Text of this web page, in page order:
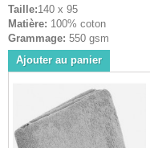
Taille:140 x 95
Matière: 100% coton
Grammage: 550 gsm
Ajouter au panier